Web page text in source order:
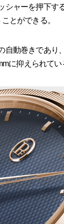
シャーを押下す
とができる。
動巻きであり
に抑えられてい